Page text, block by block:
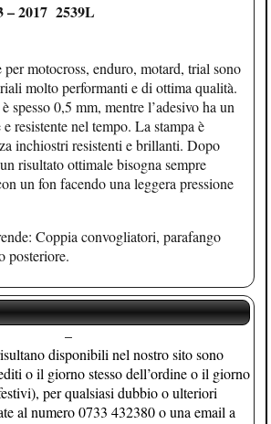
2017 2539L
motocross, enduro, motard, trial sono
molto performanti e di ottima qualità.
spesso 0,5 mm, mentre l’adesivo ha un
resistente nel tempo. La stampa è
inchiostri resistenti e brillanti. Dopo
risultato ottimale bisogna sempre
un fon facendo una leggera pressione
Coppia convogliatori, parafango
posteriore.
–
disponibili nel nostro sito sono
o il giorno stesso dell’ordine o il giorno
per qualsiasi dubbio o ulteriori
al numero 0733 432380 o una email a